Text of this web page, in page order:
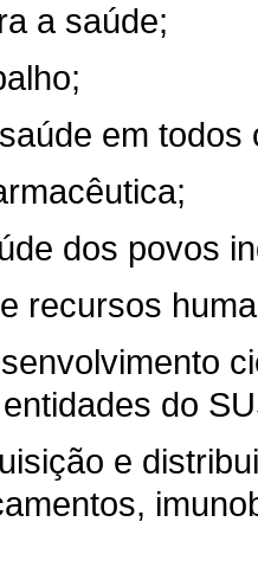
a saúde;
em
dos povos
recursos
do
e